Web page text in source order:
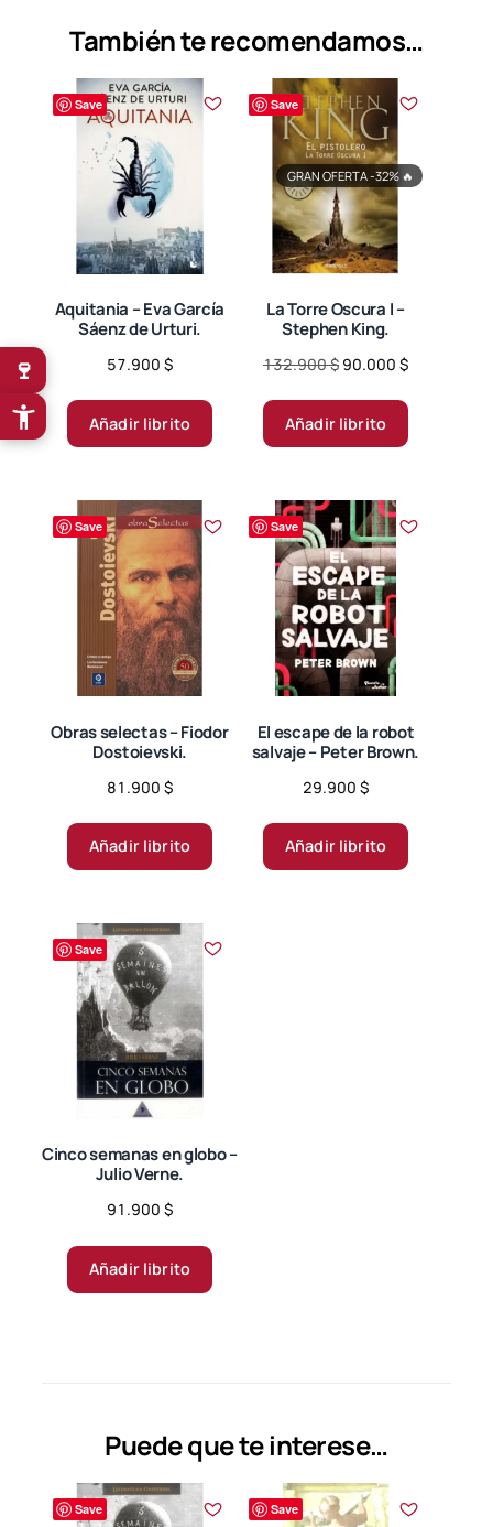
También te recomendamos…
Save
Aquitania – Eva García
Sáenz de Urturi.
57.900 $
Añadir librito
Save
La Torre Oscura I –
Stephen King.
132.900$ Original
132.900 $.
90.000 $Current
is:
GRAN OFERTA -32% 🔥
Añadir librito
Save
Obras selectas – Fiodor
Dostoievski.
81.900 $
Añadir librito
Save
El escape de la robot
salvaje – Peter Brown.
29.900 $
Añadir librito
Save
Cinco semanas en globo –
Julio Verne.
91.900 $
Añadir librito
Puede que te interese…
Save Save
🍷